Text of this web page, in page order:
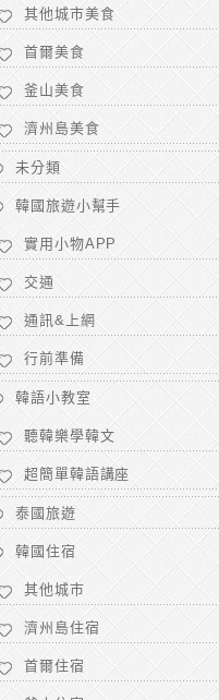
其他城市美食
首爾美食
釜山美食
濟州島美食
未分類
韓國旅遊小幫手
實用小物APP
交通
通訊&上網
行前準備
韓語小教室
聽韓樂學韓文
超簡單韓語講座
泰國旅遊
韓國住宿
其他城市
濟州島住宿
首爾住宿